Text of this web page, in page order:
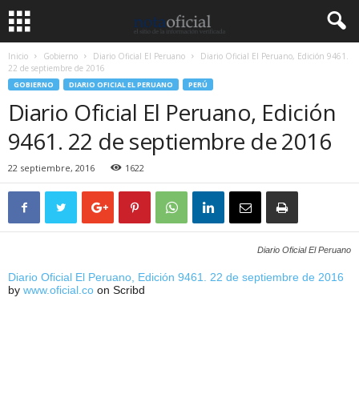
Inicio Gobierno Diario Oficial El Peruano
Diario Oficial El Peruano, Edición 9461.
22 de septiembre de 2016
GOBIERNO DIARIO OFICIAL EL PERUANO PERÚ
Diario Oficial El Peruano, Edición
9461. 22 de septiembre de 2016
22 septiembre, 2016 1622
Diario Oficial El Peruano
Diario Oficial El Peruano, Edición 9461. 22 de septiembre de 2016
by www.oficial.co on Scribd